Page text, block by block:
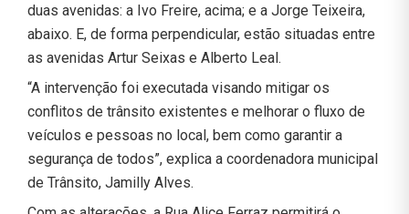
duas avenidas: a Ivo Freire, acima; e a Jorge Teixeira,
abaixo. E, de forma perpendicular, estão situadas entre
as avenidas Artur Seixas e Alberto Leal.
“A intervenção foi executada visando mitigar os
conflitos de trânsito existentes e melhorar o fluxo de
veículos e pessoas no local, bem como garantir a
segurança de todos”, explica a coordenadora municipal
de Trânsito, Jamilly Alves.